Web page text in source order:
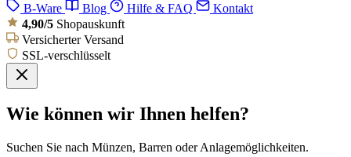
B-Ware
Blog Hilfe & FAQ
Kontakt
4,90/5 Shopauskunft
Versicherter Versand
SSL-verschlüsselt
Wie können wir Ihnen helfen?
Suchen Sie nach Münzen, Barren oder Anlagemöglichkeiten.